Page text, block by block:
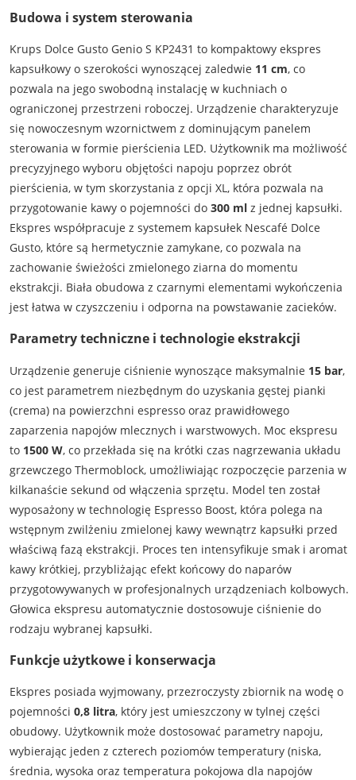
Budowa i system sterowania
Krups Dolce Gusto Genio S KP2431 to kompaktowy ekspres
kapsułkowy o szerokości wynoszącej zaledwie 11 cm, co
pozwala na jego swobodną instalację w kuchniach o
ograniczonej przestrzeni roboczej. Urządzenie charakteryzuje
się nowoczesnym wzornictwem z dominującym panelem
sterowania w formie pierścienia LED. Użytkownik ma możliwość
precyzyjnego wyboru objętości napoju poprzez obrót
pierścienia, w tym skorzystania z opcji XL, która pozwala na
przygotowanie kawy o pojemności do 300 mlz jednej kapsułki.
Ekspres współpracuje z systemem kapsułek Nescafé Dolce
Gusto, które są hermetycznie zamykane, co pozwala na
zachowanie świeżości zmielonego ziarna do momentu
ekstrakcji. Biała obudowa z czarnymi elementami wykończenia
jest łatwa w czyszczeniu i odporna na powstawanie zacieków.
Parametry techniczne i technologie ekstrakcji
Urządzenie generuje ciśnienie wynoszące maksymalnie 15 bar,
co jest parametrem niezbędnym do uzyskania gęstej pianki
(crema) na powierzchni espresso oraz prawidłowego
zaparzenia napojów mlecznych i warstwowych. Moc ekspresu
to 1500 W, co przekłada się na krótki czas nagrzewania układu
grzewczego Thermoblock, umożliwiając rozpoczęcie parzenia w
kilkanaście sekund od włączenia sprzętu. Model ten został
wyposażony w technologię Espresso Boost, która polega na
wstępnym zwilżeniu zmielonej kawy wewnątrz kapsułki przed
właściwą fazą ekstrakcji. Proces ten intensyfikuje smak i aromat
kawy krótkiej, przybliżając efekt końcowy do naparów
przygotowywanych w profesjonalnych urządzeniach kolbowych.
Głowica ekspresu automatycznie dostosowuje ciśnienie do
rodzaju wybranej kapsułki.
Funkcje użytkowe i konserwacja
Ekspres posiada wyjmowany, przezroczysty zbiornik na wodę o
pojemności 0,8 litra, który jest umieszczony w tylnej części
obudowy. Użytkownik może dostosować parametry napoju,
wybierając jeden z czterech poziomów temperatury (niska,
średnia, wysoka oraz temperatura pokojowa dla napojów